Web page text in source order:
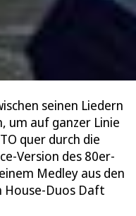
seinen Liedern
um auf ganzer Linie
quer durch die
Version des 80er-
Medley aus den
House-Duos Daft